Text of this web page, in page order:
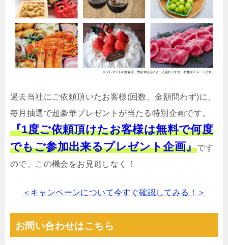
過去当社にご依頼頂いたお客様(回数、金額問わず)に、
毎月抽選で超豪華プレゼントが当たる特別企画です。
『1度ご依頼頂けたお客様は無料で何度
でもご参加出来るプレゼント企画』です
ので、この機会をお見逃しなく！
＜キャンペーンについて今すぐ確認してみる！＞
お問い合わせはこちら